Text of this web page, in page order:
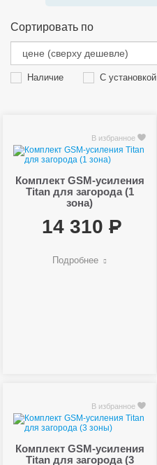
Сортировать по
Наличие С установкой
В избранное
Комплект GSM-усиления
Titan для загорода (1
зона)
14 310
Подробнее
В избранное
Комплект GSM-усиления
Titan для загорода (3